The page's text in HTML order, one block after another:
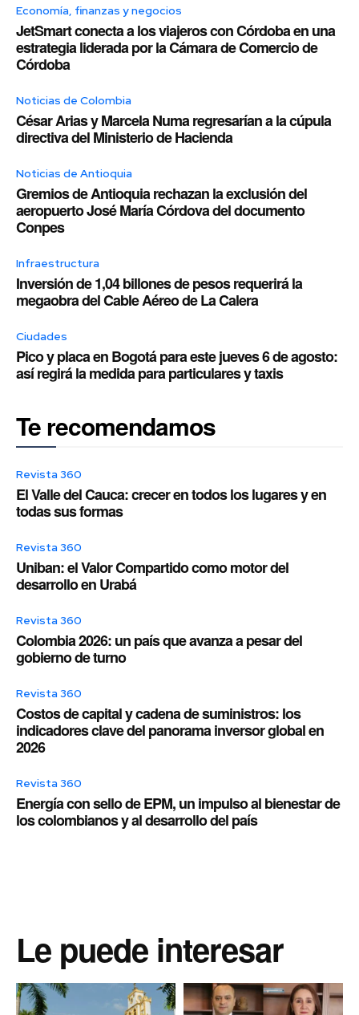
Economía, finanzas y negocios
JetSmart conecta a los viajeros con Córdoba en una
estrategia liderada por la Cámara de Comercio de
Córdoba
Noticias de Colombia
César Arias y Marcela Numa regresarían a la cúpula
directiva del Ministerio de Hacienda
Noticias de Antioquia
Gremios de Antioquia rechazan la exclusión del
aeropuerto José María Córdova del documento
Conpes
Infraestructura
Inversión de 1,04 billones de pesos requerirá la
megaobra del Cable Aéreo de La Calera
Ciudades
Pico y placa en Bogotá para este jueves 6 de agosto:
así regirá la medida para particulares y taxis
Te recomendamos
Revista 360
El Valle del Cauca: crecer en todos los lugares y en
todas sus formas
Revista 360
Uniban: el Valor Compartido como motor del
desarrollo en Urabá
Revista 360
Colombia 2026: un país que avanza a pesar del
gobierno de turno
Revista 360
Costos de capital y cadena de suministros: los
indicadores clave del panorama inversor global en
2026
Revista 360
Energía con sello de EPM, un impulso al bienestar de
los colombianos y al desarrollo del país
Le puede interesar